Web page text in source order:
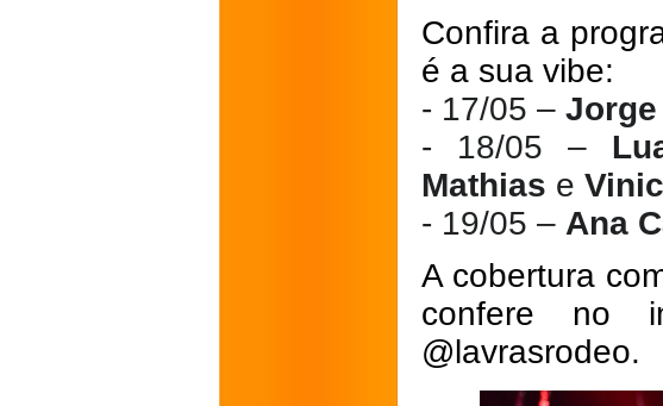
Confira a
é a sua vibe:
- 17/05 – Jorge
- 18/05 –
Mathias e
- 19/05 – Ana
A cobertura
confere no
@lavrasrodeo.